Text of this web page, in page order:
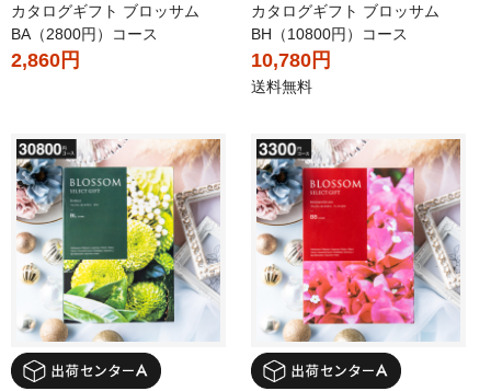
カタログギフト ブロッサム
BA（2800円）コース
2,860円
カタログギフト ブロッサム
BH（10800円）コース
10,780円
送料無料